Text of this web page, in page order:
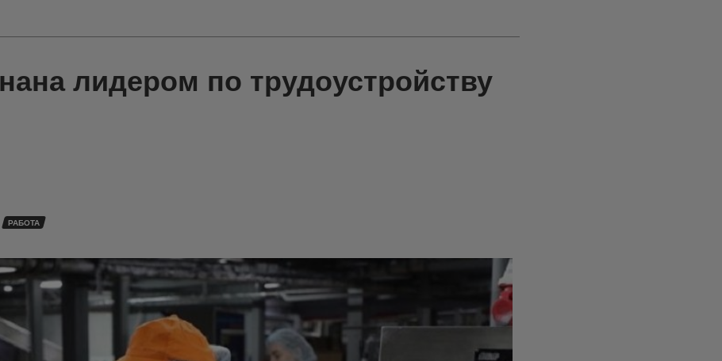
лидером по трудоустройству
РАБОТА